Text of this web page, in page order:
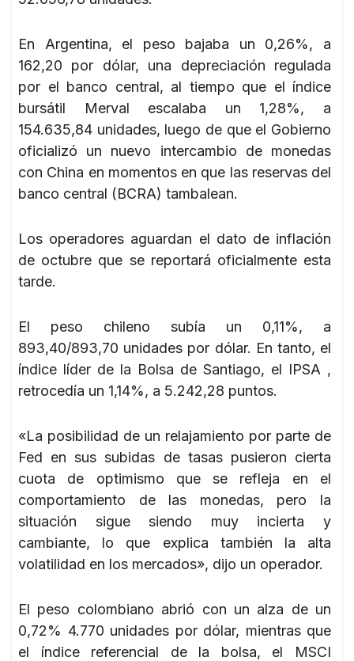
En Argentina, el peso bajaba un 0,26%, a
162,20 por dólar, una depreciación regulada
por el banco central, al tiempo que el índice
bursátil Merval escalaba un 1,28%, a
154.635,84 unidades, luego de que el Gobierno
oficializó un nuevo intercambio de monedas
con China en momentos en que las reservas del
banco central (BCRA) tambalean.
Los operadores aguardan el dato de inflación
de octubre que se reportará oficialmente esta
tarde.
El peso chileno subía un 0,11%, a
893,40/893,70 unidades por dólar. En tanto, el
índice líder de la Bolsa de Santiago, el IPSA ,
retrocedía un 1,14%, a 5.242,28 puntos.
«La posibilidad de un relajamiento por parte de
Fed en sus subidas de tasas pusieron cierta
cuota de optimismo que se refleja en el
comportamiento de las monedas, pero la
situación sigue siendo muy incierta y
cambiante, lo que explica también la alta
volatilidad en los mercados», dijo un operador.
El peso colombiano abrió con un alza de un
0,72% 4.770 unidades por dólar, mientras que
el índice referencial de la bolsa, el MSCI